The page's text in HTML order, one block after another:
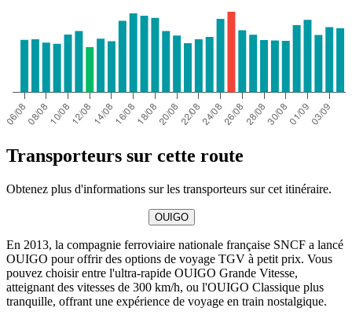
Transporteurs sur cette route
Obtenez plus d'informations sur les transporteurs sur cet itinéraire.
OUIGO
En 2013, la compagnie ferroviaire nationale française SNCF a lancé
OUIGO pour offrir des options de voyage TGV à petit prix. Vous
pouvez choisir entre l'ultra-rapide OUIGO Grande Vitesse,
atteignant des vitesses de 300 km/h, ou l'OUIGO Classique plus
tranquille, offrant une expérience de voyage en train nostalgique.